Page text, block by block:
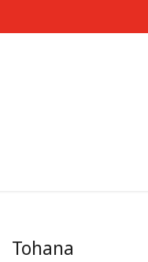
Tohana